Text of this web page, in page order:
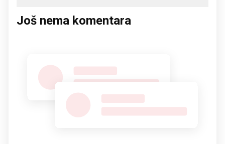
Još nema komentara